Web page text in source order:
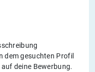
dem gesuchten Profil
deine Bewerbung.